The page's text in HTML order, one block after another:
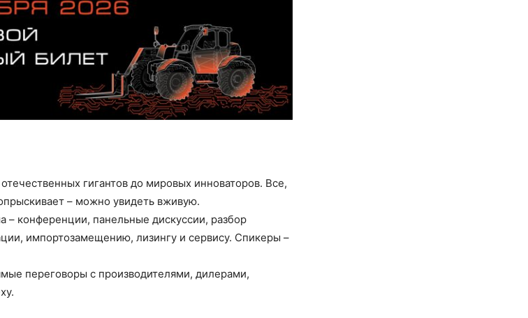
гигантов до мировых инноваторов. Все,
– можно увидеть вживую.
– конференции, панельные дискуссии, разбор
импортозамещению, лизингу и сервису. Спикеры –
переговоры с производителями, дилерами,